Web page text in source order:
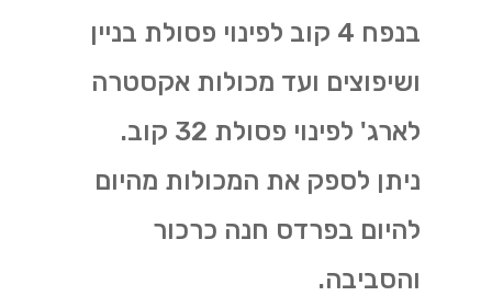
בנפח 4 קוב לפינוי פסולת בניין
ושיפוצים ועד מכולות אקסטרה
לארג' לפינוי פסולת 32 קוב.
ניתן לספק את המכולות מהיום
להיום בפרדס חנה כרכור
והסביבה.